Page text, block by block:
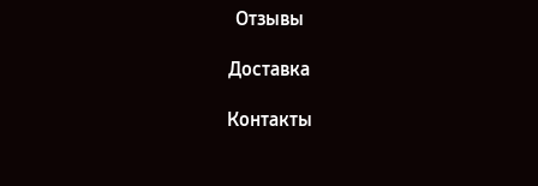
Отзывы
Доставка
Контакты